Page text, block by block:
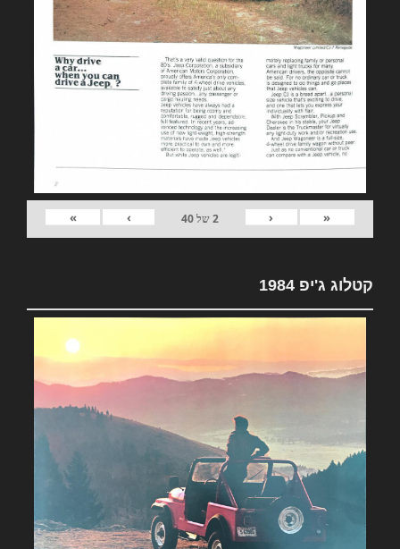
«
‹
2של40
›
»
קטלוג ג'יפ 1984